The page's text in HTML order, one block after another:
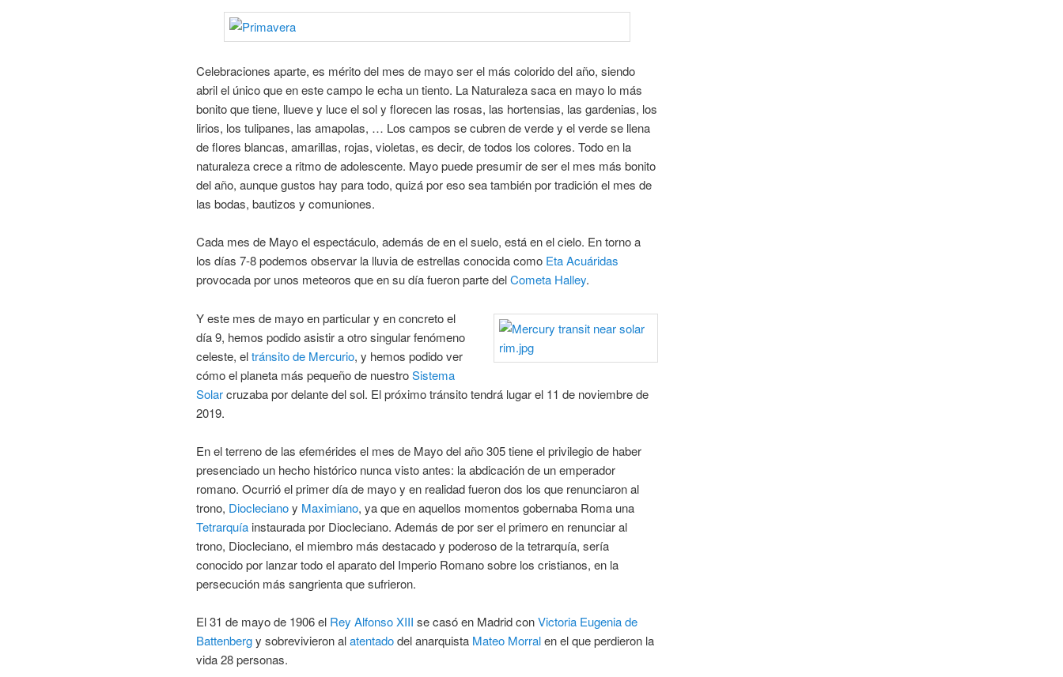
Celebraciones aparte, es mérito del mes de mayo ser el más colorido del año, siendo
abril el único que en este campo le echa un tiento. La Naturaleza saca en mayo lo más
bonito que tiene, llueve y luce el sol y florecen las rosas, las hortensias, las gardenias, los
lirios, los tulipanes, las amapolas, … Los campos se cubren de verde y el verde se llena
de flores blancas, amarillas, rojas, violetas, es decir, de todos los colores. Todo en la
naturaleza crece a ritmo de adolescente. Mayo puede presumir de ser el mes más bonito
del año, aunque gustos hay para todo, quizá por eso sea también por tradición el mes de
las bodas, bautizos y comuniones.
Cada mes de Mayo el espectáculo, además de en el suelo, está en el cielo. En torno a
los días 7-8 podemos observar la lluvia de estrellas conocida como Eta Acuáridas
provocada por unos meteoros que en su día fueron parte delCometa Halley.
Y este mes de mayo en particular y en concreto el
día 9, hemos podido asistir a otro singular fenómeno
celeste, eltránsito de Mercurio, y hemos podido ver
cómo el planeta más pequeño de nuestroSistema
Solarcruzaba por delante del sol. El próximo tránsito tendrá lugar el 11 de noviembre de
2019.
En el terreno de las efemérides el mes de Mayo del año 305 tiene el privilegio de haber
presenciado un hecho histórico nunca visto antes: la abdicación de un emperador
romano. Ocurrió el primer día de mayo y en realidad fueron dos los que renunciaron al
trono, Dioclecianoy Maximiano, ya que en aquellos momentos gobernaba Roma una
Tetrarquía instaurada por Diocleciano. Además de por ser el primero en renunciar al
trono, Diocleciano, el miembro más destacado y poderoso de la tetrarquía, sería
conocido por lanzar todo el aparato del Imperio Romano sobre los cristianos, en la
persecución más sangrienta que sufrieron.
El 31 de mayo de 1906 el Rey Alfonso XIII se casó en Madrid conVictoria Eugenia de
Battenbergy sobrevivieron alatentadodel anarquista Mateo Morralen el que perdieron la
vida 28 personas.